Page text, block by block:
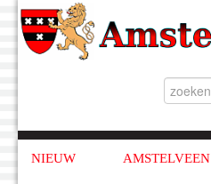
NIEUW AMSTELVEEN